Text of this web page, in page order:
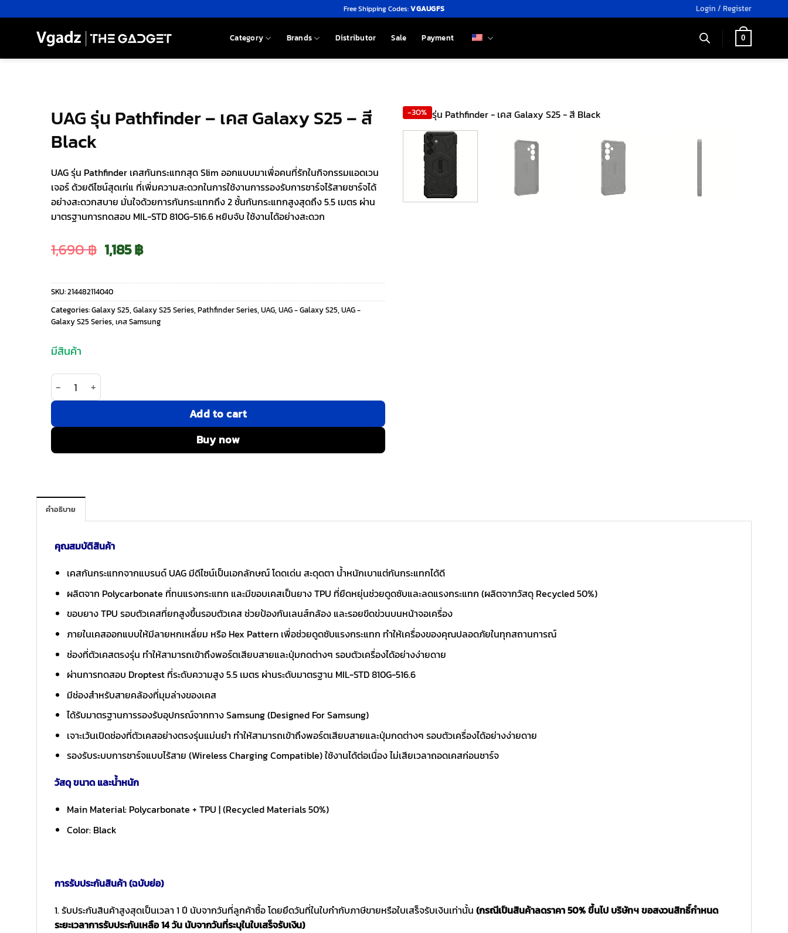
to
Free Shipping Codes:VGAUGFS Login / Register
Category Brands Distributor Sale Payment 0
UAG รุ่น Pathfinder – เคส Galaxy S25 – สี
Black
UAG รุ่น Pathfinder เคสกันกระแทกสุด Slim ออกแบบมาเพื่อคนที่รักในกิจกรรมแอดเวน
เจอร์ ด้วยดีไซน์สุดเท่แ ที่เพิ่มความสะดวกในการใช้งานการรองรับการชาร์จไร้สายชาร์จได้
อย่างสะดวกสบาย มั่นใจด้วยการกันกระแทกถึง 2 ชั้นกันกระแทกสูงสุดถึง 5.5 เมตร ผ่าน
มาตรฐานการทดสอบ MIL-STD 810G-516.6 หยิบจับ ใช้งานได้อย่างสะดวก
1,690฿ Original
price
was:
1,185฿Current
price
is:
SKU:214482114040
Categories:Galaxy S25, Galaxy S25 Series, Pathfinder Series, UAG, UAG - Galaxy S25, UAG -
Galaxy S25 Series, เคส Samsung
มีสินค้า
จำนวน UAG รุ่น Pathfinder - เคส Galaxy S25 - สี Black ชิ้น
Add to cart
Buy now
-30%
คำอธิบาย
คุณสมบัติสินค้า
เคสกันกระแทกจากแบรนด์ UAG มีดีไซน์เป็นเอกลักษณ์ โดดเด่น สะดุดตา น้ำหนักเบาแต่กันกระแทกได้ดี
ผลิตจาก Polycarbonate ที่ทนแรงกระแทก และมีขอบเคสเป็นยาง TPU ที่ยืดหยุ่นช่วยดูดซับและลดแรงกระแทก (ผลิตจากวัสดุ Recycled 50%)
ขอบยาง TPU รอบตัวเคสที่ยกสูงขึ้นรอบตัวเคส ช่วยป้องกันเลนส์กล้อง และรอยขีดข่วนบนหน้าจอเครื่อง
ภายในเคสออกแบบให้มีลายหกเหลี่ยม หรือ Hex Pattern เพื่อช่วยดูดซับแรงกระแทก ทำให้เครื่องของคุณปลอดภัยในทุกสถานการณ์
ช่องที่ตัวเคสตรงรุ่น ทำให้สามารถเข้าถึงพอร์ตเสียบสายและปุ่มกดต่างๆ รอบตัวเครื่องได้อย่างง่ายดาย
ผ่านการทดสอบ Droptest ที่ระดับความสูง 5.5 เมตร ผ่านระดับมาตรฐาน MIL-STD 810G-516.6
มีช่องสำหรับสายคล้องที่มุมล่างของเคส
ได้รับมาตรฐานการรองรับอุปกรณ์จากทาง Samsung (Designed For Samsung)
เจาะเว้นเปิดช่องที่ตัวเคสอย่างตรงรุ่นแม่นยำ ทำให้สามารถเข้าถึงพอร์ตเสียบสายและปุ่มกดต่างๆ รอบตัวเครื่องได้อย่างง่ายดาย
รองรับระบบการชาร์จแบบไร้สาย (Wireless Charging Compatible) ใช้งานได้ต่อเนื่อง ไม่เสียเวลาถอดเคสก่อนชาร์จ
วัสดุ ขนาด และน้ำหนัก
Main Material: Polycarbonate + TPU | (Recycled Materials 50%)
Color: Black
การรับประกันสินค้า (ฉบับย่อ)
1. รับประกันสินค้าสูงสุดเป็นเวลา 1 ปี นับจากวันที่ลูกค้าซื้อ โดยยึดวันที่ในใบกำกับภาษีขายหรือใบเสร็จรับเงินเท่านั้น (กรณีเป็นสินค้าลดราคา 50% ขึ้นไป บริษัทฯ ขอสงวนสิทธิ์กำหนด
ระยะเวลาการรับประกันเหลือ 14 วัน นับจากวันที่ระบุในใบเสร็จรับเงิน)